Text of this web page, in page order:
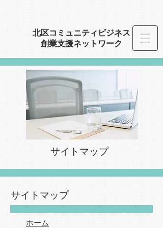
​北区コミュニティビジネス
創業支援ネットワーク
サイトマップ
サイトマップ
​ホーム